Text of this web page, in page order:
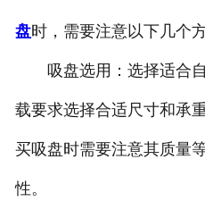
盘时，需要注意以下几个
吸盘选用：选择适合自
载要求选择合适尺寸和承
买吸盘时需要注意其质量
性。